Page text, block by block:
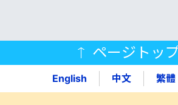
ページトッ
English 中文 繁體